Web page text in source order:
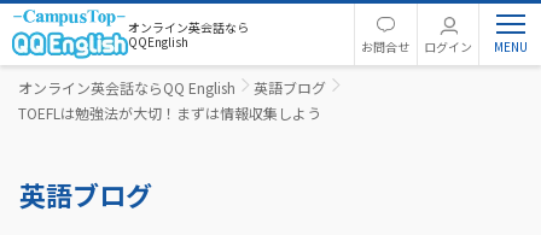
オンライン英会話なら
QQEnglish
お問合せ ログイン
オンライン英会話ならQQ English
英語ブログ
TOEFLは勉強法が大切！まずは情報収集しよう
英語ブログ